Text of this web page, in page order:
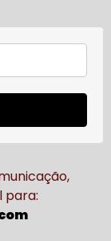
para: